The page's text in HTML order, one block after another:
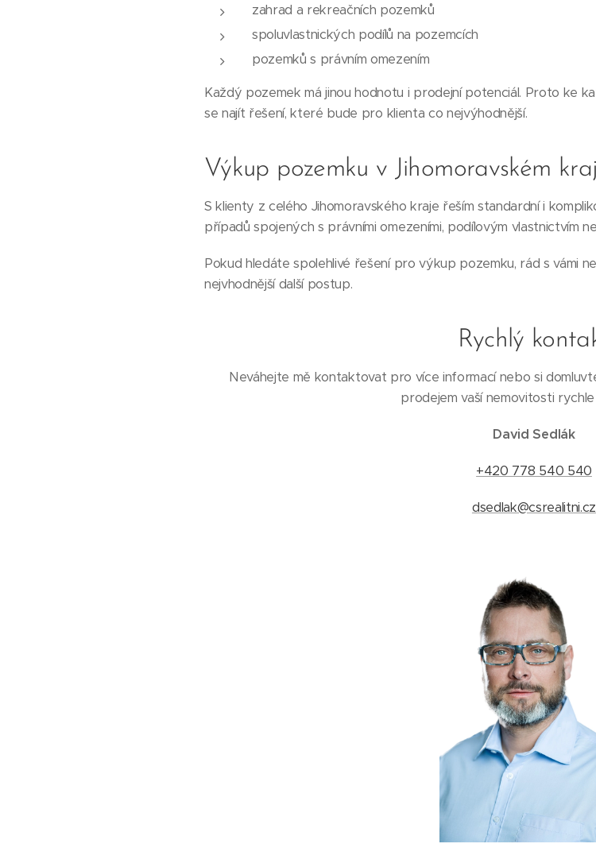
zahrad a rekreačních pozemků
spoluvlastnických podílů na pozemcích
pozemků s právním omezením
Každý pozemek má jinou hodnotu i prodejní potenciál. Proto ke
se najít řešení, které bude pro klienta co nejvýhodnější.
Výkup pozemku v Jihomoravském
S klienty z celého Jihomoravského kraje řeším standardní i
případů spojených s právními omezeními, podílovým vlastnictvím
Pokud hledáte spolehlivé řešení pro výkup pozemku, rád s vámi
nejvhodnější další postup.
Rychlý
Neváhejte mě kontaktovat pro více informací nebo si
prodejem vaší nemovitosti
David Sedlák
+420 778 540 540
dsedlak@csrealitni.cz